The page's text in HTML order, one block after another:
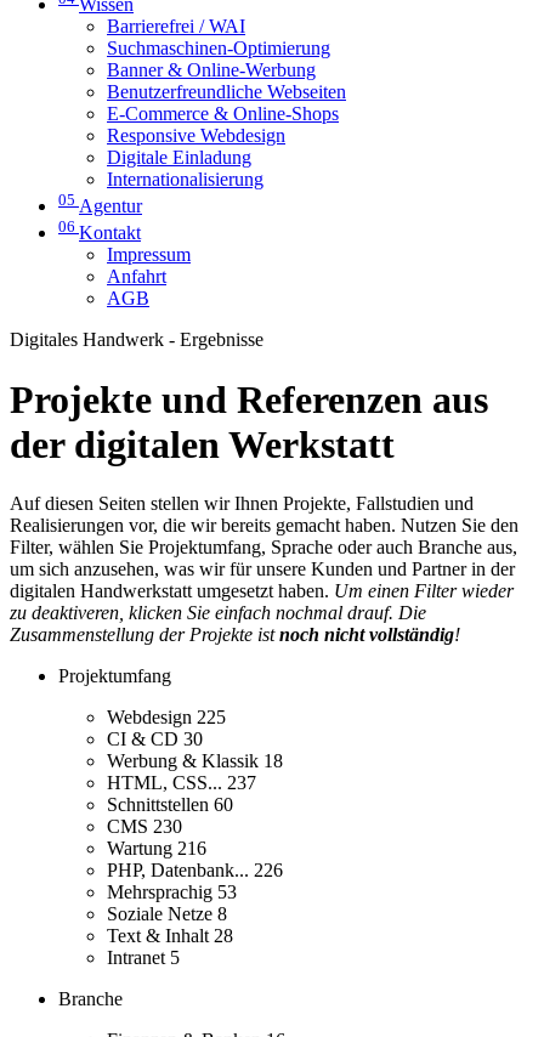
Barrierefrei / WAI
Suchmaschinen-Optimierung
Banner & Online-Werbung
Benutzerfreundliche Webseiten
E-Commerce & Online-Shops
Responsive Webdesign
Digitale Einladung
Internationalisierung
05 Agentur
06 Kontakt
Impressum
Anfahrt
AGB
Digitales Handwerk - Ergebnisse
Projekte und Referenzen aus
der digitalen Werkstatt
Auf diesen Seiten stellen wir Ihnen Projekte, Fallstudien und
Realisierungen vor, die wir bereits gemacht haben. Nutzen Sie den
Filter, wählen Sie Projektumfang, Sprache oder auch Branche aus,
um sich anzusehen, was wir für unsere Kunden und Partner in der
digitalen Handwerkstatt umgesetzt haben. Um einen Filter wieder
zu deaktiveren, klicken Sie einfach nochmal drauf. Die
Zusammenstellung der Projekte istnoch nicht vollständig!
Projektumfang
Webdesign 225
CI & CD 30
Werbung & Klassik 18
HTML, CSS... 237
Schnittstellen 60
CMS 230
Wartung 216
PHP, Datenbank... 226
Mehrsprachig 53
Soziale Netze 8
Text & Inhalt 28
Intranet 5
Branche